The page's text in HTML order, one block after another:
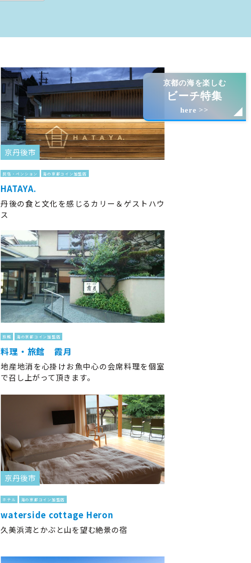
京都の海を楽しむ
ビーチ特集
here >>
京丹後市
民宿・ペンション 海の京都コイン加盟店
HATAYA.
丹後の食と文化を感じるカリー＆ゲストハウ
ス
旅館 海の京都コイン加盟店
料理・旅館 霞月
地産地消を心掛けお魚中心の会席料理を個室
で召し上がって頂きます。
京丹後市
ホテル 海の京都コイン加盟店
waterside cottage Heron
久美浜湾とかぶと山を望む絶景の宿